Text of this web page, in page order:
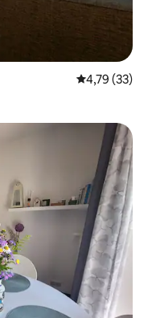
Vlerësimi
4,79 (33)